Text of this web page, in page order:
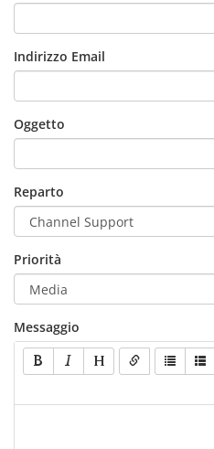
Indirizzo Email
Oggetto
Reparto
Priorità
Messaggio